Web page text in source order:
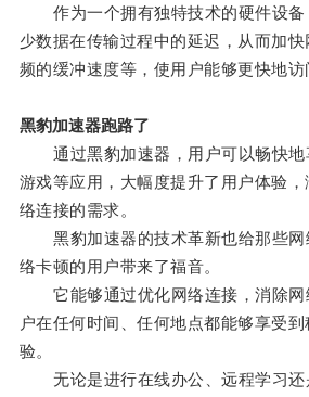
作为一个拥有独特技术的硬件设备
少数据在传输过程中的延迟，从而加
频的缓冲速度等，使用户能够更快地访
黑豹加速器跑路了
通过黑豹加速器，用户可以畅快地
游戏等应用，大幅度提升了用户体验
络连接的需求。
黑豹加速器的技术革新也给那些网
络卡顿的用户带来了福音。
它能够通过优化网络连接，消除网
户在任何时间、任何地点都能够享受
验。
无论是进行在线办公、远程学习还